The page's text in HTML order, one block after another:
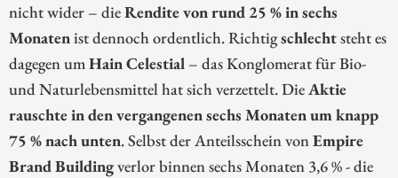
nicht wider – dieRendite von rund 25 % in sechs
Monatenist dennoch ordentlich. Richtigschlechtsteht es
dagegen umHain Celestial – das Konglomerat für Bio-
und Naturlebensmittel hat sich verzettelt. DieAktie
rauschte in den vergangenen sechs Monaten um knapp
75 % nach unten. Selbst der Anteilsschein vonEmpire
Brand Buildingverlor binnen sechs Monaten 3,6 % - die